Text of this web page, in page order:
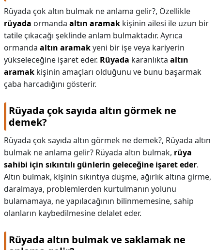
Rüyada çok altın bulmak ne anlama gelir?, Özellikle
rüyada ormanda altın aramak kişinin ailesi ile uzun bir
tatile çıkacağı şeklinde anlam bulmaktadır. Ayrıca
ormanda altın aramakyeni bir işe veya kariyerin
yükseleceğine işaret eder. Rüyada karanlıkta altın
aramak kişinin amaçları olduğunu ve bunu başarmak
çaba harcadığını gösterir.
Rüyada çok sayıda altın görmek ne
demek?
Rüyada çok sayıda altın görmek ne demek?, Rüyada altın
bulmak ne anlama gelir? Rüyada altın bulmak, rüya
sahibi için sıkıntılı günlerin geleceğine işaret eder.
Altın bulmak, kişinin sıkıntıya düşme, ağırlık altına girme,
daralmaya, problemlerden kurtulmanın yolunu
bulamamaya, ne yapılacağının bilinmemesine, sahip
olanların kaybedilmesine delalet eder.
Rüyada altın bulmak ve saklamak ne